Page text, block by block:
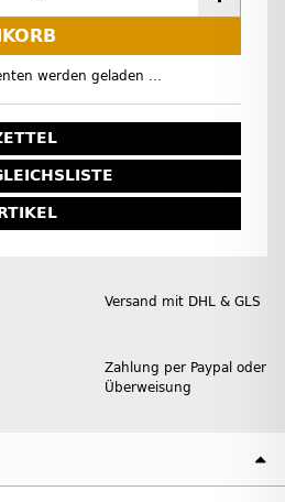
werden geladen ...
Versand mit DHL & GLS
Zahlung per Paypal oder
Überweisung